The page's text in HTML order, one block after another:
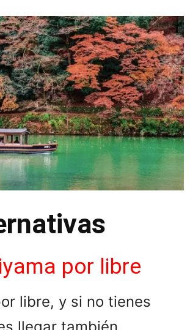
por libre
libre, y si no tienes